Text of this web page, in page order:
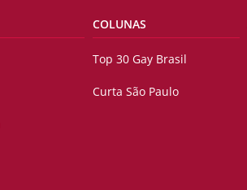
COLUNAS
Top 30 Gay Brasil
Curta São Paulo